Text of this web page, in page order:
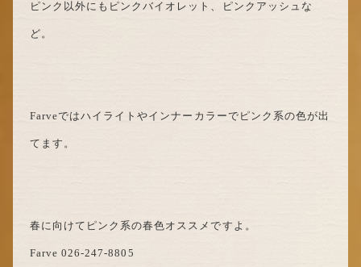
ピンク以外にもピンクバイオレット、ピンクアッシュな
ど。
Farveではハイライトやインナーカラーでピンク系の色が出
てます。
春に向けてピンク系の春色オススメですよ。
Farve 026-247-8805